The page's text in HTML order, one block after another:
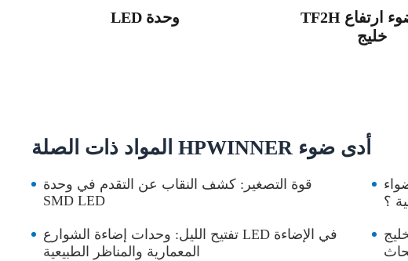
LED وحدة
TF2H أدى ضوء ارتفاع
خليج
المواد ذات الصلة HPWINNER أدى ضوء
قوة التصغير: كشف النقاب عن التقدم في وحدة
SMD LED
؟
تفتيح الليل: وحدات إضاءة الشوارع LED في الإضاءة
المعمارية والمناظر الطبيعية